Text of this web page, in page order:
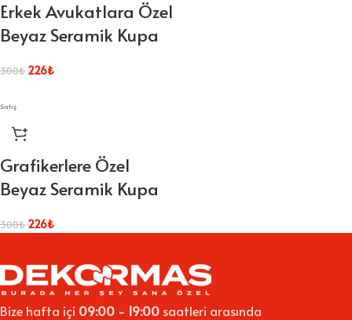
Erkek Avukatlara Özel
Beyaz Seramik Kupa
300₺ 226₺
Satış
Grafikerlere Özel
Beyaz Seramik Kupa
300₺ 226₺
Bize hafta içi 09:00 - 19:00 saatleri arasında